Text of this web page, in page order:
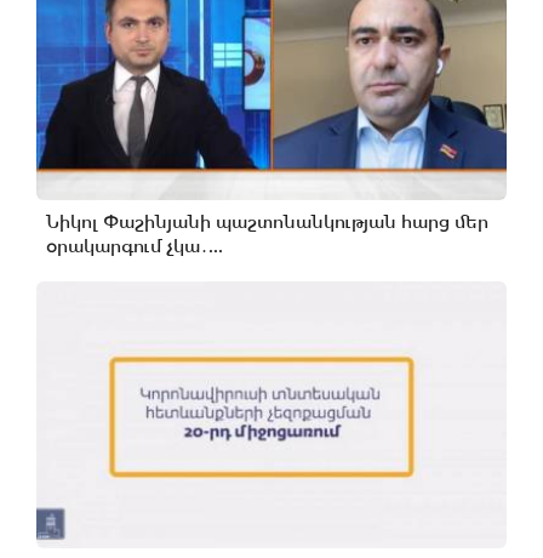
Նիկոլ Փաշինյանի պաշտոնանկության հարց մեր
օրակարգում չկա․...